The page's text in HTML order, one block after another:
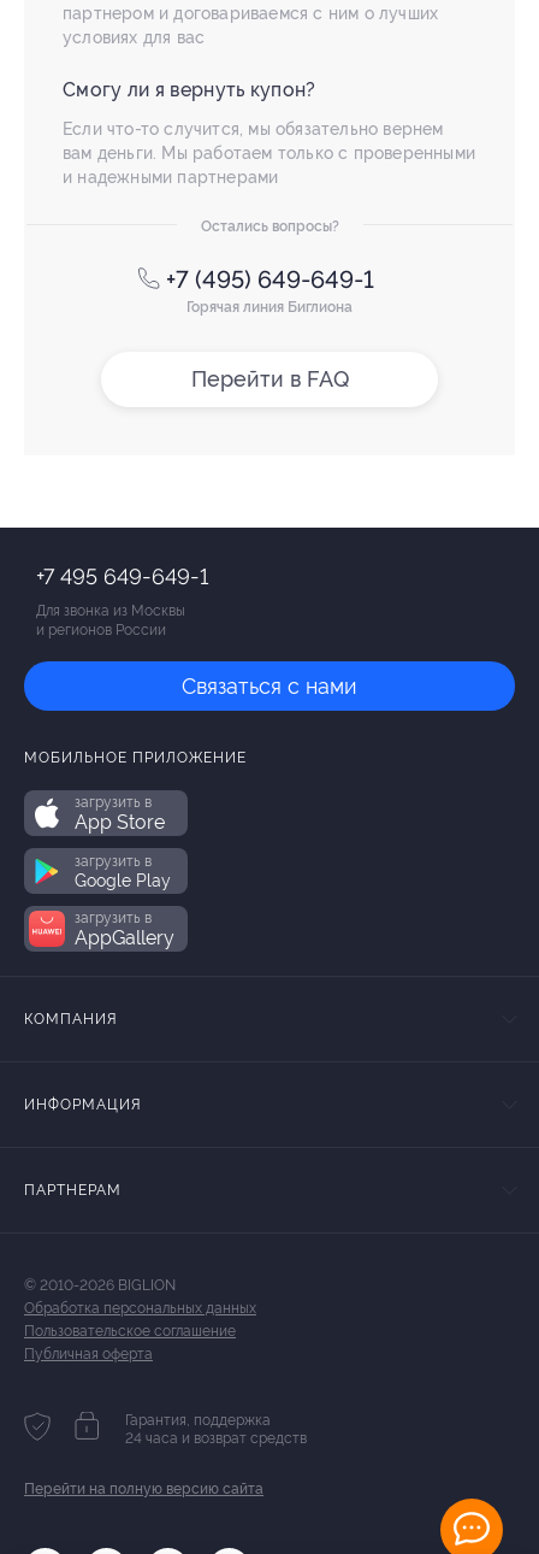
партнером и договариваемся с ним о лучших
условиях для вас
Смогу ли я вернуть купон?
Если что-то случится, мы обязательно вернем
вам деньги. Мы работаем только с проверенными
и надежными партнерами
Остались вопросы?
+7 (495) 649-649-1
Горячая линия Биглиона
Перейти в FAQ
+7 495 649-649-1
Для звонка из Москвы
и регионов России
Связаться с нами
МОБИЛЬНОЕ ПРИЛОЖЕНИЕ
загрузить в
App Store
загрузить в
Google Play
загрузить в
AppGallery
КОМПАНИЯ
ИНФОРМАЦИЯ
ПАРТНЕРАМ
© 2010-2026 BIGLION
Обработка персональных данных
Пользовательское соглашение
Публичная оферта
Гарантия, поддержка
24 часа и возврат средств
Перейти на полную версию сайта